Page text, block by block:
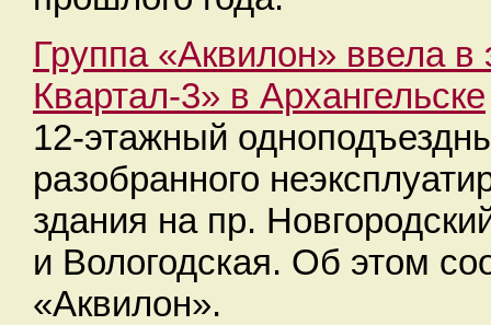
Группа «Аквилон» ввела
Квартал-3» в Архангельске
12-этажный
разобранного
здания на пр.
и Вологодская. Об этом
«Аквилон».